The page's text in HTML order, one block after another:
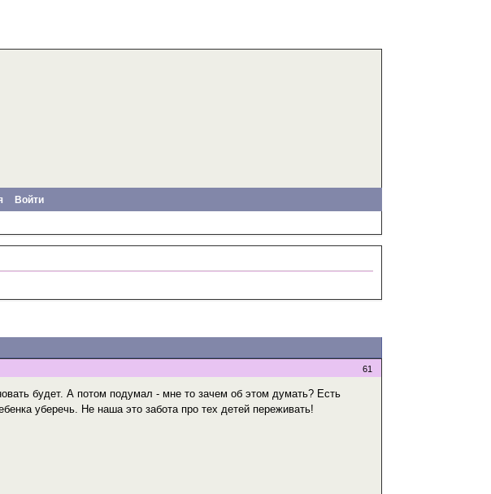
Войти
61
будет. А потом подумал - мне то зачем об этом думать? Есть
уберечь. Не наша это забота про тех детей переживать!